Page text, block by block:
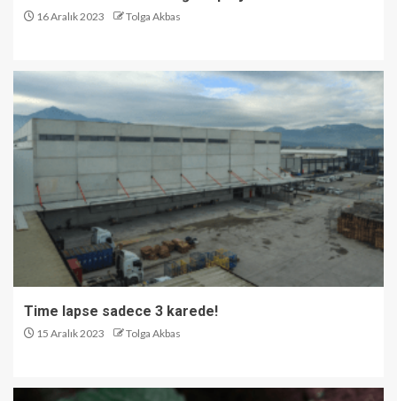
16 Aralık 2023 Tolga Akbas
Time lapse sadece 3 karede!
15 Aralık 2023 Tolga Akbas